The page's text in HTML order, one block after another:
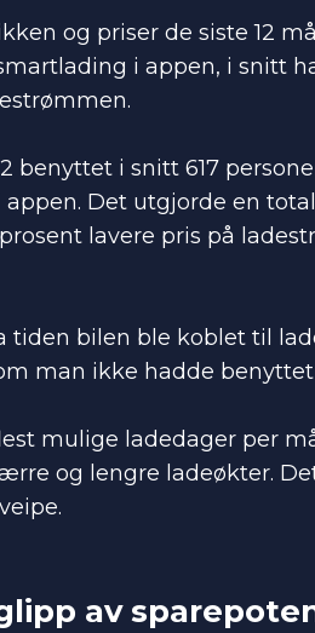
og priser de siste 12
i appen, i snitt
benyttet i snitt 617
Det utgjorde en
lavere pris på
tiden bilen ble koblet til
man ikke hadde
mulige ladedager per
og lengre ladeøkter.
av